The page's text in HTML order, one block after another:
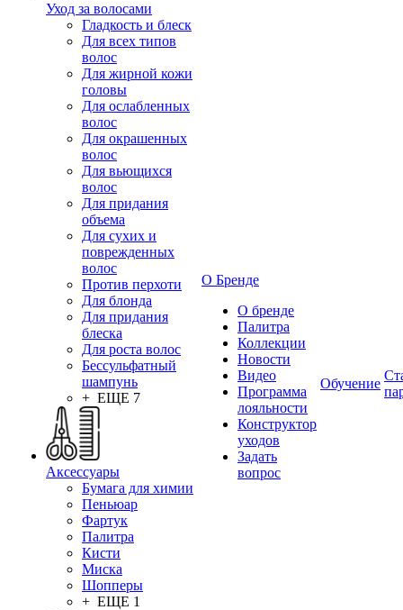
Уход за волосами
Гладкость и блеск
Для всех типов
волос
Для жирной кожи
головы
Для ослабленных
волос
Для окрашенных
волос
Для вьющихся
волос
Для придания
объема
Для сухих и
поврежденных
волос
Против перхоти
Для блонда
Для придания
блеска
Для роста волос
Бессульфатный
шампунь
+ ЕЩЕ 7
Аксессуары
Бумага для химии
Пеньюар
Фартук
Палитра
Кисти
Миска
Шопперы
+ ЕЩЕ 1
О Бренде
О бренде
Палитра
Коллекции
Новости
Видео
Программа
лояльности
Конструктор
уходов
Задать
вопрос
Обучение